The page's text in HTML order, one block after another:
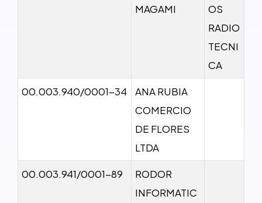
MAGAMI
OS
RADIO
TECNI
CA
00.003.940/0001-34
ANA RUBIA
COMERCIO
DE FLORES
LTDA
00.003.941/0001-89
RODOR
INFORMATIC